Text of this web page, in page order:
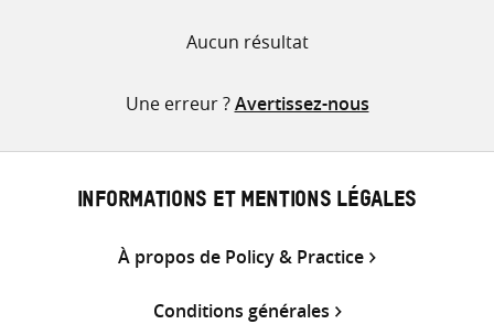
Aucun résultat
Une erreur ?Avertissez-nous
INFORMATIONS ET MENTIONS LÉGALES
À propos de Policy & Practice
Conditions générales